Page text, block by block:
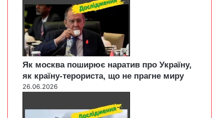
Як москва поширює наратив про Україну,
як країну-терориста, що не прагне миру
26.06.2026